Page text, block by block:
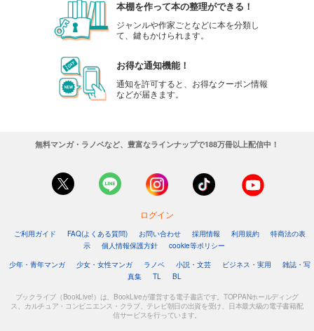
本棚を作って本の整理ができる！
ジャンルや作家ごとなどに本を分類し
て、鍵もかけられます。
お得な通知機能！
通知を許可すると、お得なクーポン情報
などが届きます。
無料マンガ・ラノベなど、豊富なラインナップで188万冊以上配信中！
ログイン
ご利用ガイド FAQ(よくある質問) お問い合わせ 採用情報 利用規約
特商法の表
示
個人情報保護方針
cookie等ポリシー
少年・青年マンガ
少女・女性マンガ ラノベ 小説・文芸 ビジネス・実用
雑誌・写
真集
TL BL
ブックライブ（BookLive!）は、BookLiveが運営する電子書店です。TOPPANホールディング
ス、カルチュア・コンビニエンス・クラブ、テレビ朝日の出資を受け、日本最大級の電子書籍配
信サービスを行っています。